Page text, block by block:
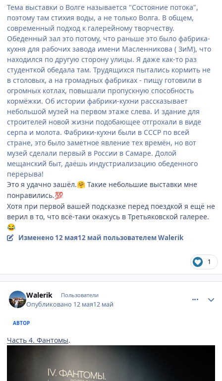
Тема выставки о Волге называется "Состояние потока",
поэтому там стихия воды, а не только Волга. В общем,
современный подход к галерейному творчеству.
Обеденный зал это потому, что раньше это было фабрика-
кухня для рабочих завода имени Масленникова ( ЗиМ), что
находился по другую сторону улицы. Я даже как-то раз
студенткой обедала там. Трудящихся пытались кормить не
в столовых, а на громадных фабриках - пищу готовили в
огромных котлах, повышали пропускную способность
кормёжки. Об истории фабрики-кухни рассказывает
небольшой музей на первом этаже слева. И здание для
строителей новой жизни подобающее отгрохали в виде
серпа и молота. Фабрики-кухни были в СССР по всей
стране, это было заметное явление тех времён, но вот
музей сделали первый в России в Самаре. Долой
мещанский быт, даёшь индустриализацию обеденного
перерыва!
Это я удачно зашёл.🤗 Такие небольшие выставки мне
понравились.💯
Хотя при первой вашей подсказке перед поездкой я ещё не
верил в то, что всё-таки окажусь в Третьяковской галерее.
😂
Изменено 12 мая12 май пользователем Walerik
1
Walerik Пользователи
Опубликовано 12 мая12 май
АВТОР
Часть 4. Фантомы.